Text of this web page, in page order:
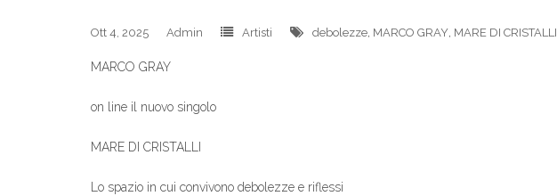
Ott 4, 2025 Admin Artisti debolezze, MARCO GRAY, MARE DI CRISTALLI
MARCO GRAY
on line il nuovo singolo
MARE DI CRISTALLI
Lo spazio in cui convivono debolezze e riflessi